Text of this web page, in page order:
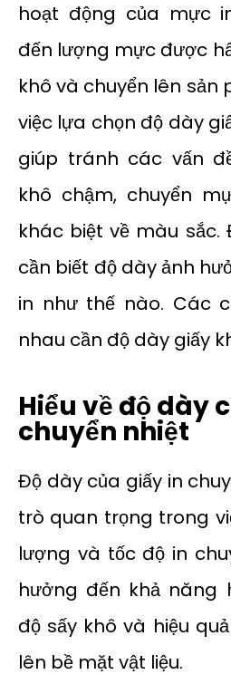
hoạt động của mực
đến lượng mực được
khô và chuyển lên sản
việc lựa chọn độ dày
giúp tránh các vấn
khô chậm, chuyển
khác biệt về màu sắc.
cần biết độ dày ảnh
in như thế nào. Các
nhau cần độ dày giấy
Hiểu về độ dày
chuyển nhiệt
Độ dày của giấy in
trò quan trọng trong
lượng và tốc độ in
hưởng đến khả năng
độ sấy khô và hiệu
lên bề mặt vật liệu.